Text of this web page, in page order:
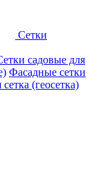
Сетки
садовые для
Фасадные сетки
(геосетка)